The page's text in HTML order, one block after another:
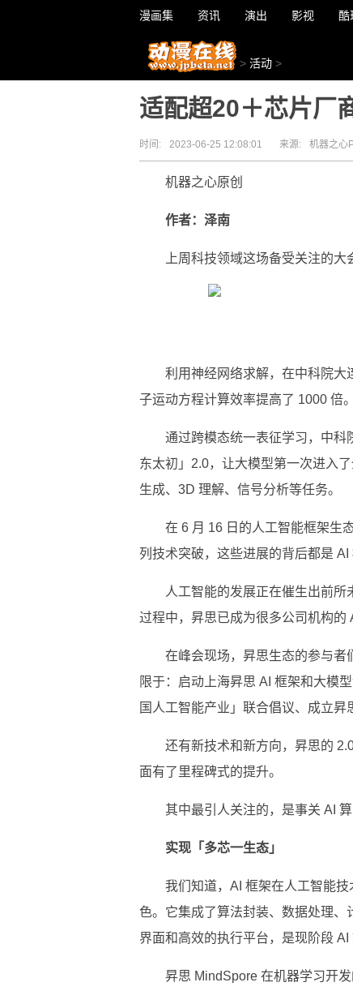
漫画集 资讯 演出 影视 酷
> 活动 >
适配超20＋芯片厂
时间: 2023-06-25 12:08:01 来源: 机器之心
机器之心原创
作者：泽南
上周科技领域这场备受关注的大
利用神经网络求解，在中科院大
子运动方程计算效率提高了 1000 倍。‍
通过跨模态统一表征学习，中科
东太初」2.0，让大模型第一次进入
生成、3D 理解、信号分析等任务。
在 6 月 16 日的人工智能框架生
列技术突破，这些进展的背后都是 AI
人工‍智能的发展正在催生出前
过程中，昇思已成为很多公司机构的
在峰会现场，昇思生态的参与者
限于：启动上海昇思 AI 框架和大模
国人工智能产业」联合倡议、成立昇
还有新技术和新方向，昇思的
面有了里程碑式的提升。
其中最引人关注的，是事关 AI
实现「多芯一生态」
我们知道，AI 框架在人工智能
色。它集成了算法封装、数据处理
界面和高效的执行平台，是现阶段 AI
昇思 MindSpore 在机器学习开